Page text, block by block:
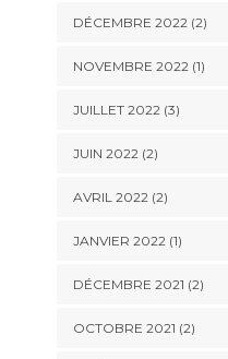
DÉCEMBRE 2022(2)
NOVEMBRE 2022(1)
JUILLET 2022(3)
JUIN 2022(2)
AVRIL 2022(2)
JANVIER 2022(1)
DÉCEMBRE 2021 (2)
OCTOBRE 2021 (2)